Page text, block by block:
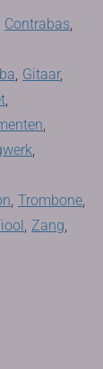
Contrabas,
, Gitaar,
,
,
,
, Trombone,
, Zang,